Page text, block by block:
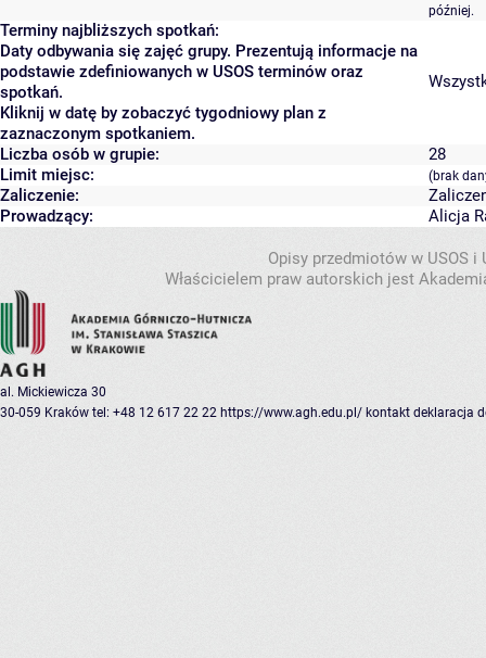
później.
Terminy najbliższych spotkań:
Daty odbywania się zajęć grupy. Prezentują informacje na
podstawie zdefiniowanych w USOS terminów oraz
spotkań.
Kliknij w datę by zobaczyć tygodniowy plan z
zaznaczonym spotkaniem.
Liczba osób w grupie:
28
Limit miejsc:
(brak
Zaliczenie:
Prowadzący:
Alicja
Opisy przedmiotów w USOS
Właścicielem praw autorskich jest
al. Mickiewicza 30
30-059 Kraków tel: +48 12 617 22 22 https://www.agh.edu.pl/ kontakt deklaracja